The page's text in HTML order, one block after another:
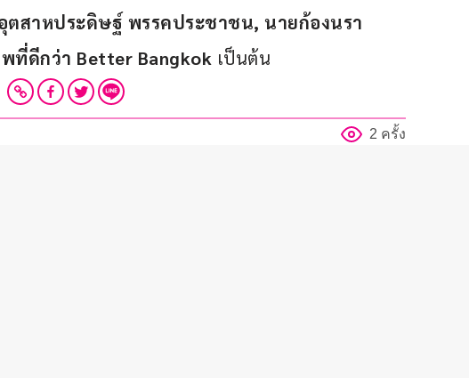
สาหประดิษฐ์ พรรคประชาชน, นายก้องนรา
พที่ดีกว่า Better Bangkok เป็นต้น
2 ครั้ง